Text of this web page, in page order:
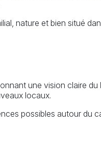
nature et bien situé
une vision claire du
locaux.
possibles autour du